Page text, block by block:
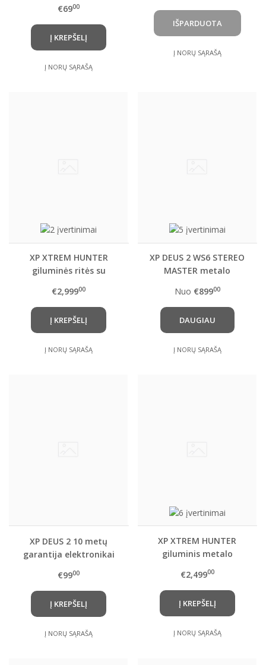
€6900
Į KREPŠELĮ
Į NORŲ SĄRAŠĄ
Į NORŲ SĄRAŠĄ
XP XTREM HUNTER
giluminės ritės su
trasportavimo
lagaminu + DEUS 2
metalo detektorius
€2,99900
Į KREPŠELĮ
Į NORŲ SĄRAŠĄ
XP DEUS 2 WS6 STEREO
MASTER metalo
pasirinkta rite
Nuo €89900
DAUGIAU
Į NORŲ SĄRAŠĄ
XP DEUS 2 10 metų
garantija elektronikai
€9900
Į KREPŠELĮ
Į NORŲ SĄRAŠĄ
XP XTREM HUNTER
giluminis metalo
valdymo pultas, WSAIIXL
belaidės ausinės,
giluminės ritės su rėmu,
transportavimo
lagaminas)
€2,49900
Į KREPŠELĮ
Į NORŲ SĄRAŠĄ